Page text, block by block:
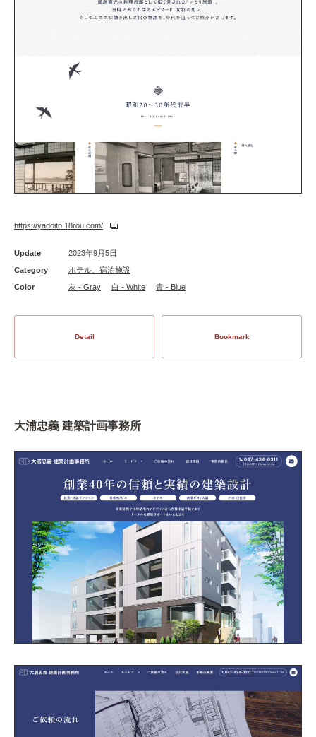
https://yadoito.18rou.com/
Update
2023年9月5日
Category
ホテル、宿泊施設
Color
灰 - Gray 白 - White 青 - Blue
Detail Bookmark
大浦忠義 建築計画事務所